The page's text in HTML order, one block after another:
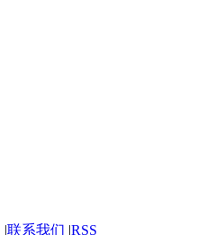
|联系我们 |RSS